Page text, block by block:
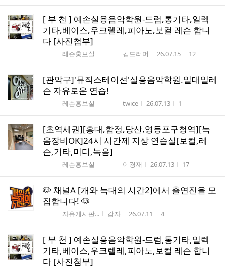
[ 부 천 ] 예손실용음악학원-드럼,통기타,일렉
기타,베이스,우크렐레,피아노,보컬 레슨 합니
다 [사진첨부]
게시판명
레슨홍보실 작성자
김드러머 작성시간
26.07.15 조회수
12
[관악구]'뮤직스테이션'실용음악학원.일대일레
슨 자유로운 연습!
게시판명
레슨홍보실 작성자
twice 작성시간
26.07.13 조회수
1
[초역세권][홍대,합정,당산,영등포구청역][녹
음장비OK]24시 시간제 지상 연습실[보컬,레
슨,기타,미디,녹음]
게시판명
레슨홍보실 작성자
이경재 작성시간
26.07.13 조회수
17
🐶 채널A [개와 늑대의 시간2]에서 출연진을 모
집합니다! 🐶
게시판명
자유게시판... 작성자
감자 작성시간
26.07.11 조회수
4
[ 부 천 ] 예손실용음악학원-드럼,통기타,일렉
기타,베이스,우크렐레,피아노,보컬 레슨 합니
다 [사진첨부]